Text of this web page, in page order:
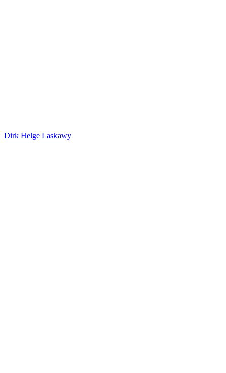
Dirk Helge Laskawy